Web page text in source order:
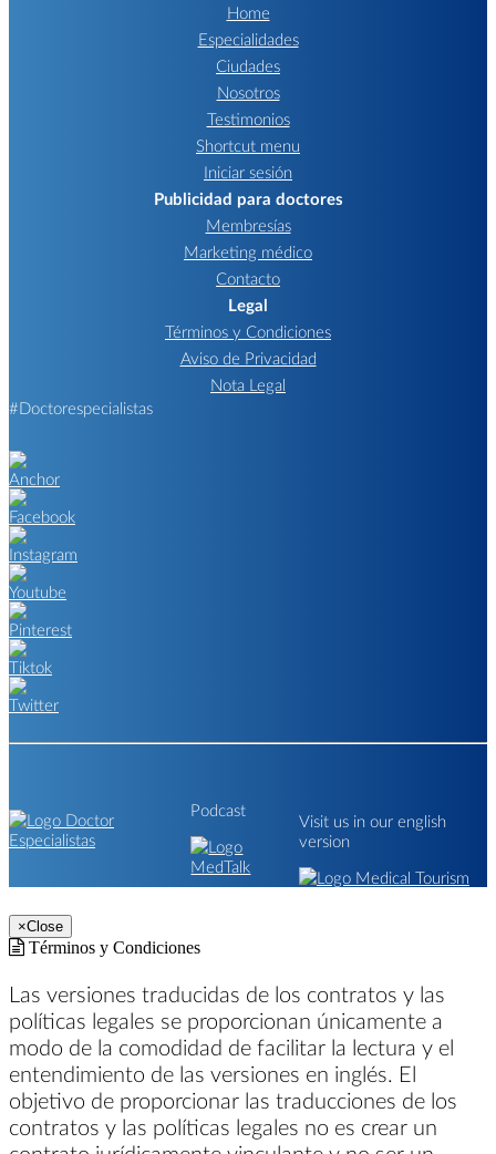
Home
Especialidades
Ciudades
Nosotros
Testimonios
Shortcut menu
Iniciar sesión
Publicidad para doctores
Membresías
Marketing médico
Contacto
Legal
Términos y Condiciones
Aviso de Privacidad
Nota Legal
#Doctorespecialistas
Podcast
Visit us in our english
version
×Close
Términos y Condiciones
Las versiones traducidas de los contratos y las
políticas legales se proporcionan únicamente a
modo de la comodidad de facilitar la lectura y el
entendimiento de las versiones en inglés. El
objetivo de proporcionar las traducciones de los
contratos y las políticas legales no es crear un